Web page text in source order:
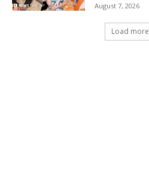
August 7, 2026
Load more